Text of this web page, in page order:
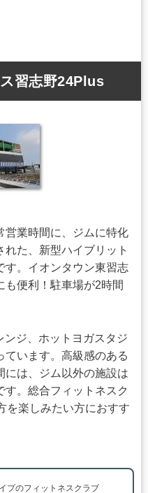
習志野24Plus
営業時間に、ジムに特化
れた、新型ハイブリット
す。イオンタウン東習志
も便利！駐車場が2時間
ジ、ホットヨガスタジ
ています。高級感のある
には、ジム以外の施設は
。総合フィットネスク
を楽しみたい方におすす
プのフィットネスクラブ